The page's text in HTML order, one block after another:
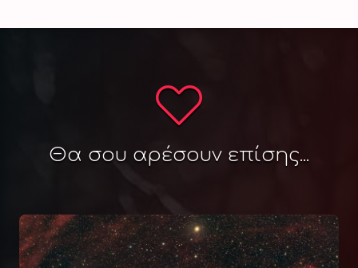
Θα σου αρέσουν επίσης...